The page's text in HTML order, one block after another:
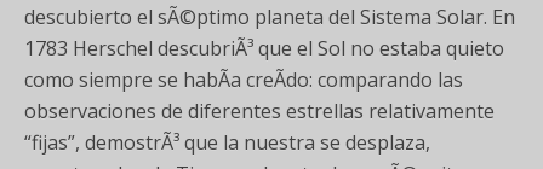
descubierto el sÃ©ptimo planeta del Sistema Solar. En
1783 Herschel descubriÃ³ que el Sol no estaba quieto
como siempre se habÃ­a creÃ­do: comparando las
observaciones de diferentes estrellas relativamente
“fijas”, demostrÃ³ que la nuestra se desplaza,